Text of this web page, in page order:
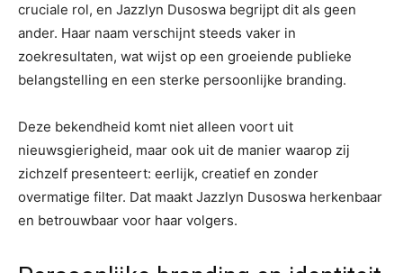
cruciale rol, en Jazzlyn Dusoswa begrijpt dit als geen
ander. Haar naam verschijnt steeds vaker in
zoekresultaten, wat wijst op een groeiende publieke
belangstelling en een sterke persoonlijke branding.
Deze bekendheid komt niet alleen voort uit
nieuwsgierigheid, maar ook uit de manier waarop zij
zichzelf presenteert: eerlijk, creatief en zonder
overmatige filter. Dat maakt Jazzlyn Dusoswa herkenbaar
en betrouwbaar voor haar volgers.